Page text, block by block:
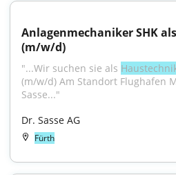
Anlagenmechaniker SHK als
(m/w/d)
"...Wir suchen sie als
(m/w/d) Am Standort Flughafen
Sasse..."
Dr. Sasse AG
Fürth